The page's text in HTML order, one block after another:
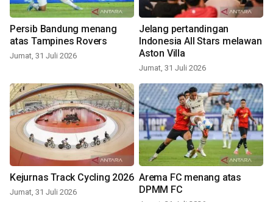
Persib Bandung menang
atas Tampines Rovers
Jumat, 31 Juli 2026
Jelang pertandingan
Indonesia All Stars melawan
Aston Villa
Jumat, 31 Juli 2026
Kejurnas Track Cycling 2026
Jumat, 31 Juli 2026
Arema FC menang atas
DPMM FC